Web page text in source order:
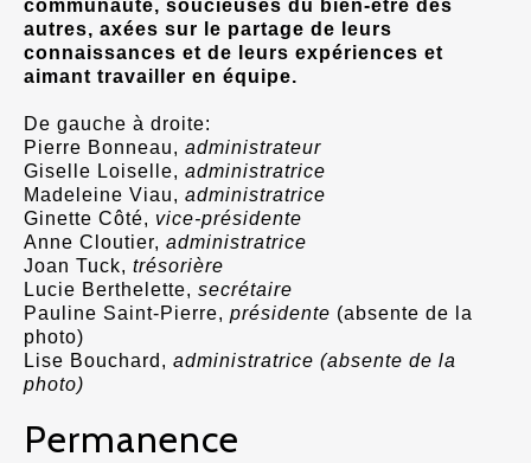
communauté, soucieuses du bien-être des
autres, axées sur le partage de leurs
connaissances et de leurs expériences et
aimant travailler en équipe.
De gauche à droite:
Pierre Bonneau, administrateur
Giselle Loiselle, administratrice
Madeleine Viau, administratrice
Ginette Côté, vice-présidente
Anne Cloutier, administratrice
Joan Tuck, trésorière
Lucie Berthelette, secrétaire
Pauline Saint-Pierre, présidente (absente de la
photo)
Lise Bouchard, administratrice (absente de la
photo)
Permanence